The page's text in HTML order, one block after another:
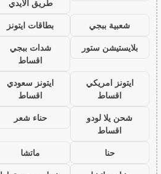
طريق الايدي
شعبية ببجي
بطاقات ايتونز
بلايستيشن ستور
شدات ببجي
اقساط
ايتونز امريكي
اقساط
ايتونز سعودي
اقساط
شحن يلا لودو
اقساط
حناء شعر
حنا
ماتشا